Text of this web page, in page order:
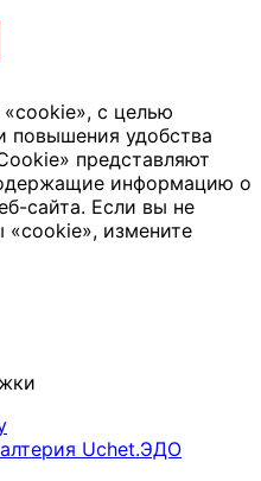
с целью
повышения удобства
представляют
информацию о
сайта. Если вы не
«cookie», измените
Uchet.ЭДО